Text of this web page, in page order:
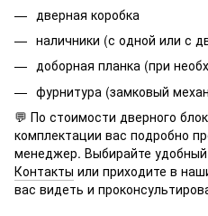
дверная коробка
наличники (с одной или с
доборная планка (при
фурнитура (замковый
💬 По стоимости дверного
комплектации вас подробно
менеджер. Выбирайте
Контакты или приходите в
вас видеть и